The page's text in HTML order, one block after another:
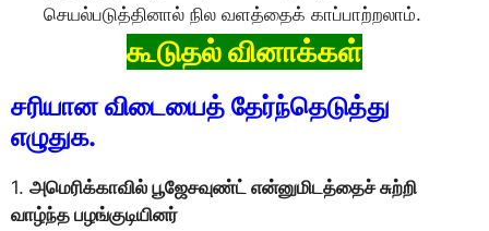
செயல்படுத்தினால் நில வளத்தைக் காப்பாற்றலாம்.
கூடுதல் வினாக்கள்
சரியான விடையைத் தேர்ந்தெடுத்து
எழுதுக.
1. அமெரிக்காவில் பூஜேசவுண்ட் என்னுமிடத்தைச் சுற்றி
வாழ்ந்த பழங்குடியினர்